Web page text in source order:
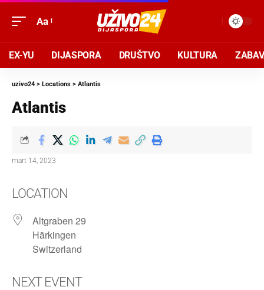
Aa
EX-YU DIJASPORA DRUŠTVO KULTURA
uzivo24 > Locations > Atlantis
Atlantis
mart 14, 2023
LOCATION
Altgraben 29
Härkingen
Switzerland
NEXT EVENT